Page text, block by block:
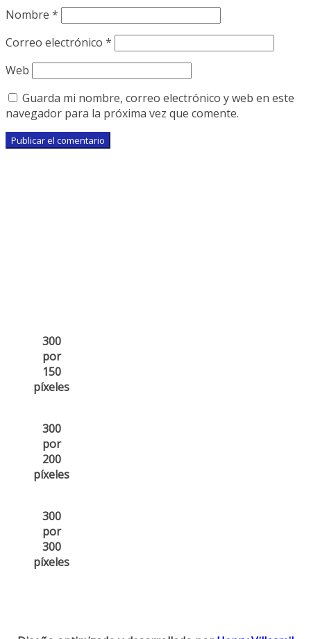
Nombre *
Correo electrónico *
Web
Guarda mi nombre, correo electrónico y web en este
navegador para la próxima vez que comente.
300
por
150
píxeles
300
por
200
píxeles
300
por
300
píxeles